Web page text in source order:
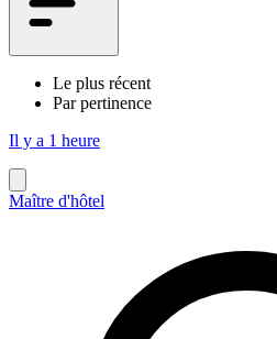
Le plus récent
Par pertinence
Il y a 1 heure
Maître d'hôtel